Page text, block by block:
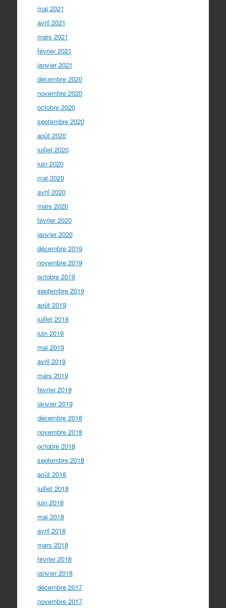
mai 2021
avril 2021
mars 2021
février 2021
janvier 2021
décembre 2020
novembre 2020
octobre 2020
septembre 2020
août 2020
juillet 2020
juin 2020
mai 2020
avril 2020
mars 2020
février 2020
janvier 2020
décembre 2019
novembre 2019
octobre 2019
septembre 2019
août 2019
juillet 2019
juin 2019
mai 2019
avril 2019
mars 2019
février 2019
janvier 2019
décembre 2018
novembre 2018
octobre 2018
septembre 2018
août 2018
juillet 2018
juin 2018
mai 2018
avril 2018
mars 2018
février 2018
janvier 2018
décembre 2017
novembre 2017